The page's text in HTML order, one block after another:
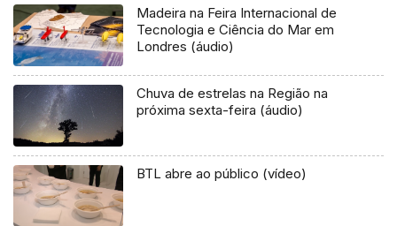
Madeira na Feira Internacional de
Tecnologia e Ciência do Mar em
Londres (áudio)
Chuva de estrelas na Região na
próxima sexta-feira (áudio)
BTL abre ao público (vídeo)